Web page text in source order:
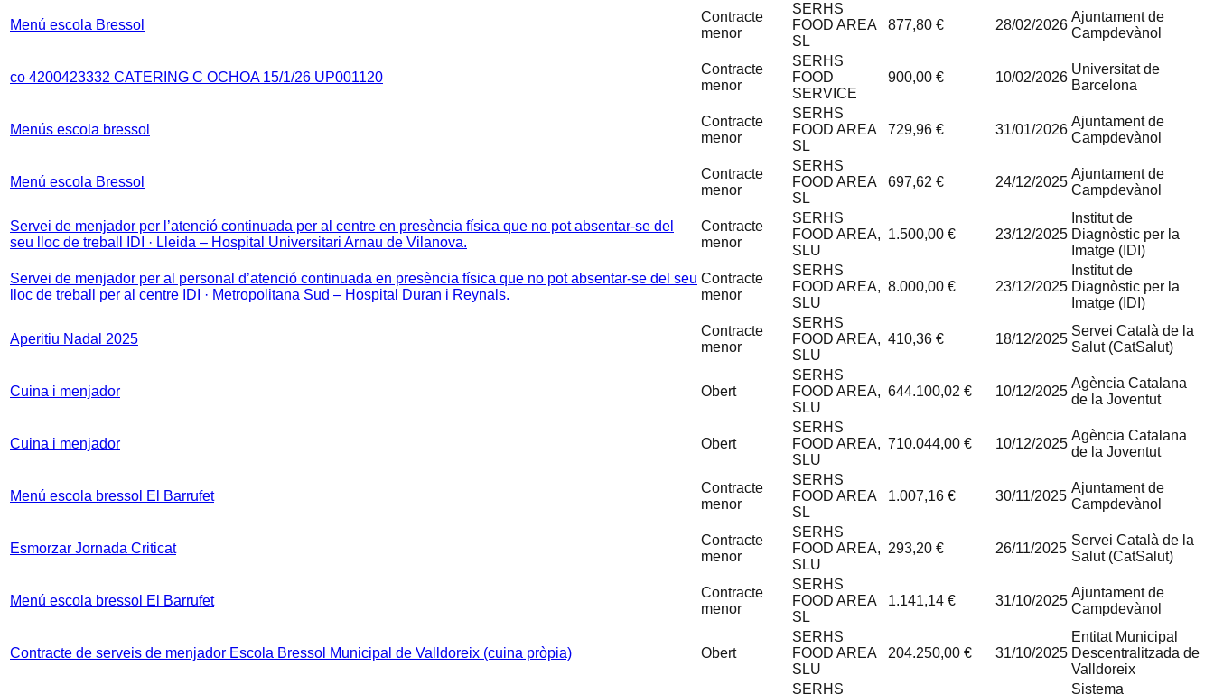
Menú escola Bressol
Contracte
menor
SERHS
FOOD AREA
SL
877,80 € 28/02/2026
Ajuntament de
Campdevànol
co 4200423332 CATERING C OCHOA 15/1/26 UP001120
Contracte
menor
SERHS
FOOD
SERVICE
900,00 € 10/02/2026
Universitat de
Barcelona
Menús escola bressol
Contracte
menor
SERHS
FOOD AREA
SL
729,96 € 31/01/2026
Ajuntament de
Campdevànol
Menú escola Bressol
Contracte
menor
SERHS
FOOD AREA
SL
697,62 € 24/12/2025
Ajuntament de
Campdevànol
Servei de menjador per l’atenció continuada per al centre en presència física que no pot absentar-se del
seu lloc de treball IDI · Lleida – Hospital Universitari Arnau de Vilanova.
Contracte
menor
SERHS
FOOD AREA,
SLU
1.500,00 € 23/12/2025
Institut de
Diagnòstic per la
Imatge (IDI)
Servei de menjador per al personal d’atenció continuada en presència física que no pot absentar-se del seu
lloc de treball per al centre IDI · Metropolitana Sud – Hospital Duran i Reynals.
Contracte
menor
SERHS
FOOD AREA,
SLU
8.000,00 € 23/12/2025
Institut de
Diagnòstic per la
Imatge (IDI)
Aperitiu Nadal 2025
Contracte
menor
SERHS
FOOD AREA,
SLU
410,36 € 18/12/2025
Servei Català de la
Salut (CatSalut)
Cuina i menjador Obert
SERHS
FOOD AREA,
SLU
644.100,02 € 10/12/2025
Agència Catalana
de la Joventut
Cuina i menjador Obert
SERHS
FOOD AREA,
SLU
710.044,00 € 10/12/2025
Agència Catalana
de la Joventut
Menú escola bressol El Barrufet
Contracte
menor
SERHS
FOOD AREA
SL
1.007,16 € 30/11/2025
Ajuntament de
Campdevànol
Esmorzar Jornada Criticat
Contracte
menor
SERHS
FOOD AREA,
SLU
293,20 € 26/11/2025
Servei Català de la
Salut (CatSalut)
Menú escola bressol El Barrufet
Contracte
menor
SERHS
FOOD AREA
SL
1.141,14 € 31/10/2025
Ajuntament de
Campdevànol
Contracte de serveis de menjador Escola Bressol Municipal de Valldoreix (cuina pròpia) Obert
SERHS
FOOD AREA
SLU
204.250,00 € 31/10/2025
Entitat Municipal
Descentralitzada de
Valldoreix
SERHS
Sistema